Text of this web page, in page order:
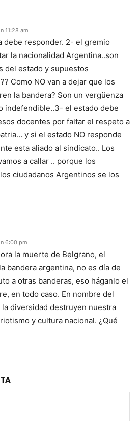
11:28 am
debe responder. 2- el gremio
la nacionalidad Argentina..son
del estado y supuestos
Como NO van a dejar que los
la bandera? Son un vergüenza
indefendible..3- el estado debe
docentes por faltar el respeto a
y si el estado NO responde
esta aliado al sindicato.. Los
a callar .. porque los
ciudadanos Argentinos se los
6:00 pm
la muerte de Belgrano, el
bandera argentina, no es día de
a otras banderas, eso háganlo el
en todo caso. En nombre del
diversidad destruyen nuestra
y cultura nacional. ¿Qué